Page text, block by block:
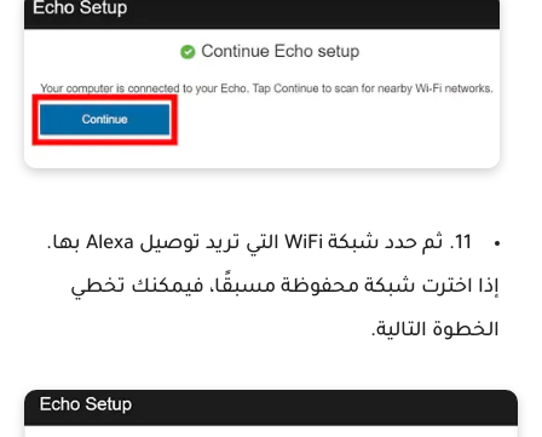
11. ثم حدد شبكة WiFi التي تريد توصيل Alexa بها.
إذا اخترت شبكة محفوظة مسبقًا، فيمكنك تخطي
الخطوة التالية.